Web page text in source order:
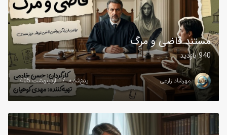
مستند قاضی و مرگ
940 بازدید
مهرشاد زارعی پنج‌شنبه، 17 اردیبهشت 1405